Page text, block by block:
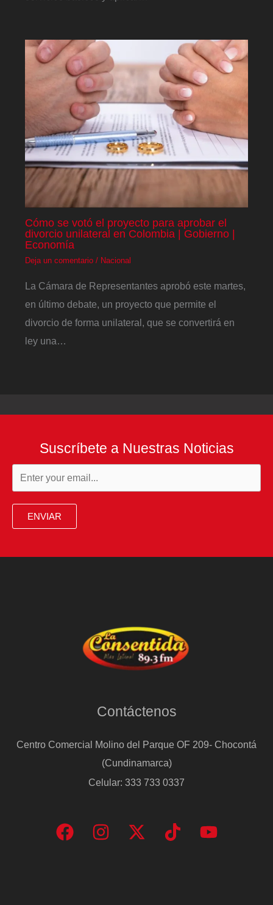
Cómo se votó el proyecto para aprobar el
divorcio unilateral en Colombia | Gobierno |
Economía
Deja un comentario / Nacional
La Cámara de Representantes aprobó este martes,
en último debate, un proyecto que permite el
divorcio de forma unilateral, que se convertirá en
ley una…
Suscríbete a Nuestras Noticias
ENVIAR
Contáctenos
Centro Comercial Molino del Parque OF 209- Chocontá
(Cundinamarca)
Celular: 333 733 0337